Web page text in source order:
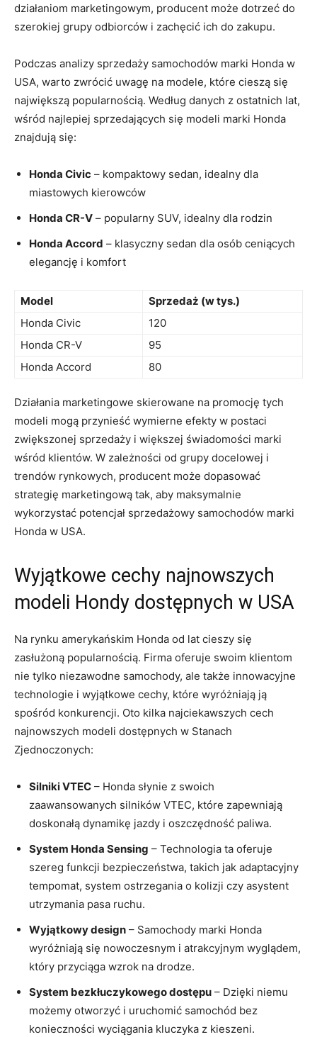
działaniom marketingowym, producent ‍może dotrzeć do
szerokiej grupy odbiorców i zachęcić ich do​ zakupu.
Podczas analizy sprzedaży samochodów marki Honda w
USA, warto zwrócić uwagę na modele, które cieszą się
największą popularnością. ​Według danych z ostatnich lat,
⁣wśród najlepiej sprzedających się modeli marki Honda
znajdują się:
Honda Civic – ⁢kompaktowy sedan, idealny⁣ dla
miastowych kierowców
Honda CR-V – popularny SUV, idealny dla rodzin
Honda Accord – klasyczny sedan dla osób ceniących
elegancję i komfort
Model
Sprzedaż (w tys.)
Honda​ Civic
120
Honda CR-V
95
Honda Accord
80
Działania marketingowe skierowane na promocję tych
modeli mogą przynieść⁤ wymierne efekty⁣ w postaci
zwiększonej sprzedaży i większej świadomości marki​
wśród klientów. W zależności od grupy docelowej i
trendów rynkowych, producent ‌może dopasować
strategię marketingową ⁣tak, aby maksymalnie
wykorzystać potencjał sprzedażowy samochodów marki
Honda ‍w USA.
Wyjątkowe cechy najnowszych
modeli Hondy dostępnych w USA
Na rynku amerykańskim Honda od lat cieszy się
zasłużoną ‍popularnością.⁤ Firma oferuje ‍swoim klientom
nie tylko niezawodne samochody, ale także innowacyjne
technologie i wyjątkowe cechy, które wyróżniają ​ją
spośród konkurencji. Oto kilka najciekawszych cech​
najnowszych modeli dostępnych w Stanach
Zjednoczonych:
Silniki VTEC – Honda słynie z swoich
zaawansowanych silników VTEC, które zapewniają
doskonałą dynamikę jazdy i oszczędność paliwa.
System Honda Sensing – Technologia ta oferuje
szereg funkcji bezpieczeństwa, takich jak ⁢adaptacyjny
⁣tempomat,​ system ostrzegania o kolizji czy asystent
‍utrzymania pasa ruchu.
Wyjątkowy‌ design – Samochody marki Honda
wyróżniają się nowoczesnym i atrakcyjnym wyglądem,
który przyciąga wzrok na drodze.
System bezkłuczykowego dostępu – Dzięki niemu
możemy otworzyć i uruchomić samochód bez
konieczności wyciągania⁤ kluczyka z kieszeni.